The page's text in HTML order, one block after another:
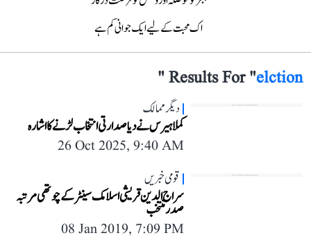
اک محبت کے لیے ایک جوانی کم ہے
Results For "elction
"
دیگر ممالک
کملا ہیرس نے دیا صدارتی انتخاب لڑنے کا اشارہ
26 Oct 2025, 9:40 AM
قومی خبریں
سراج الدین قریشی اسلامک سینٹر کے چوتھی مرتبہ
صدر منتخب
08 Jan 2019, 7:09 PM